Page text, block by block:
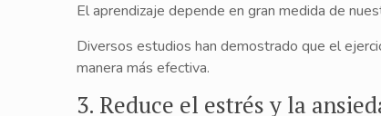
El aprendizaje depende en gran medida de
Diversos estudios han demostrado que el
manera más efectiva.
3. Reduce el estrés y la